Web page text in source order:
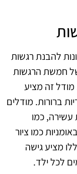
להבנת רגשות
חמשת הרגשות
מודל זה מציע
ברורות. מודלים
עשירה, כמו
כמו ציור
מציע גישה
לכל ילד.